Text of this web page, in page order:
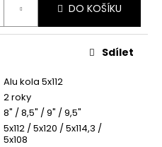
DO KOŠÍKU
Alu kola 5x112
2 roky
8" / 8,5" / 9" / 9,5"
5x112 / 5x120 / 5x114,3 /
5x108
Sdílet